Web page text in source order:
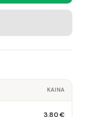
KAINA
3,80 €